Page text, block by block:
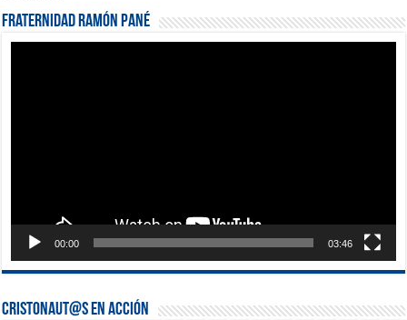
Fraternidad Ramón Pané
00:00 03:46
Cristonaut@s en Acción